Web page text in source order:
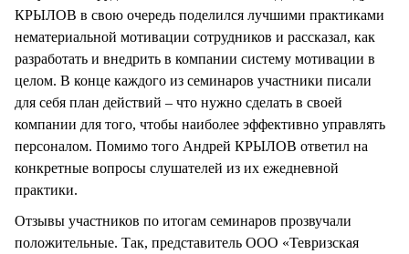
КРЫЛОВ в свою очередь поделился лучшими практиками
нематериальной мотивации сотрудников и рассказал, как
разработать и внедрить в компании систему мотивации в
целом. В конце каждого из семинаров участники писали
для себя план действий – что нужно сделать в своей
компании для того, чтобы наиболее эффективно управлять
персоналом. Помимо того Андрей КРЫЛОВ ответил на
конкретные вопросы слушателей из их ежедневной
практики.
Отзывы участников по итогам семинаров прозвучали
положительные. Так, представитель ООО «Тевризская